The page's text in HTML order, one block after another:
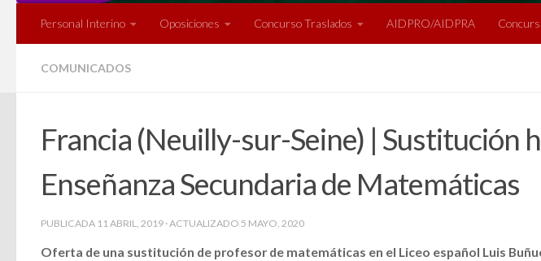
Personal Interino Oposiciones Concurso Traslados AIDPRO/AIDPRA
COMUNICADOS
Francia (Neuilly-sur-Seine) | Sustitución
Enseñanza Secundaria de Matemáticas
PUBLICADA 11 ABRIL, 2019 · ACTUALIZADO 5 MAYO, 2020
Oferta de una sustitución de profesor de matemáticas en el Liceo español Luis